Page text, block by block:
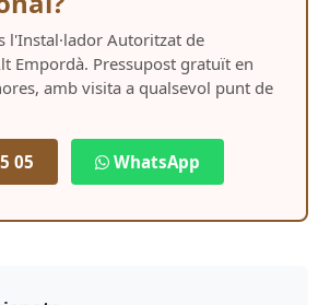
l'Instal·lador Autoritzat de
Empordà. Pressupost gratuït en
amb visita a qualsevol punt de
05 WhatsApp